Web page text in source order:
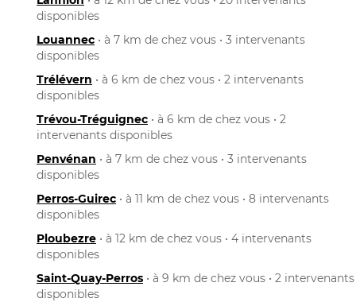
disponibles
Louannec • à 7 km de chez vous • 3 intervenants
disponibles
Trélévern • à 6 km de chez vous • 2 intervenants
disponibles
Trévou-Tréguignec • à 6 km de chez vous • 2
intervenants disponibles
Penvénan • à 7 km de chez vous • 3 intervenants
disponibles
Perros-Guirec • à 11 km de chez vous • 8 intervenants
disponibles
Ploubezre • à 12 km de chez vous • 4 intervenants
disponibles
Saint-Quay-Perros • à 9 km de chez vous • 2 intervenants
disponibles